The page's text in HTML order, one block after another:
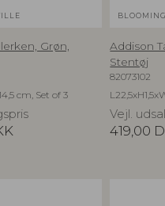
Grøn,
cm, Set of 3
Addison
Stentøj
82073102
Vejl.
419,00